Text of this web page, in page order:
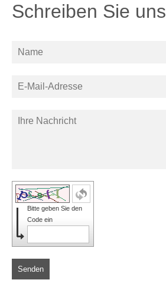
Schreiben Sie uns
Bitte geben Sie den
Code ein
Senden